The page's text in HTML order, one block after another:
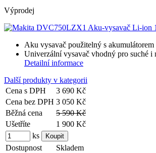
Výprodej
Aku vysavač použitelný s
Univerzální vysavač vhodný pro suché
Detailní informace
Další produkty v kategorii
Cena s DPH
3 690 Kč
Cena bez DPH 3 050 Kč
Běžná cena
5 590 Kč
Ušetříte
1 900 Kč
ks
Dostupnost
Skladem